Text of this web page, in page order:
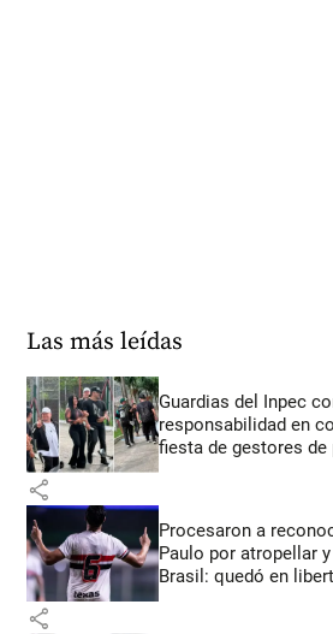
Las más leídas
Guardias del Inpec
responsabilidad en
fiesta de gestores de
share
Procesaron a
Paulo por atropellar
Brasil: quedó en
share